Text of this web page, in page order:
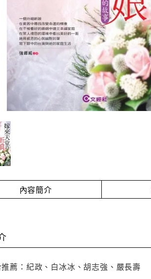
內容簡介
薦：紀政、白冰冰、胡志強、嚴長壽